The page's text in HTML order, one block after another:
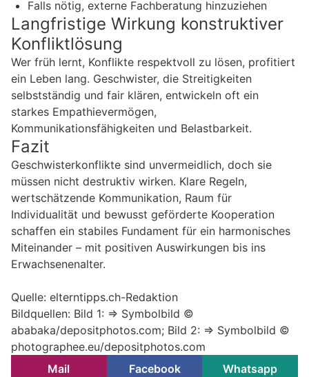
Falls nötig, externe Fachberatung hinzuziehen
Langfristige Wirkung konstruktiver
Konfliktlösung
Wer früh lernt, Konflikte respektvoll zu lösen, profitiert
ein Leben lang. Geschwister, die Streitigkeiten
selbstständig und fair klären, entwickeln oft ein
starkes Empathievermögen,
Kommunikationsfähigkeiten und Belastbarkeit.
Fazit
Geschwisterkonflikte sind unvermeidlich, doch sie
müssen nicht destruktiv wirken. Klare Regeln,
wertschätzende Kommunikation, Raum für
Individualität und bewusst geförderte Kooperation
schaffen ein stabiles Fundament für ein harmonisches
Miteinander – mit positiven Auswirkungen bis ins
Erwachsenenalter.
Quelle: elterntipps.ch-Redaktion
Bildquellen: Bild 1: => Symbolbild ©
ababaka/depositphotos.com; Bild 2: => Symbolbild ©
photographee.eu/depositphotos.com
Mail
Facebook Whatsapp